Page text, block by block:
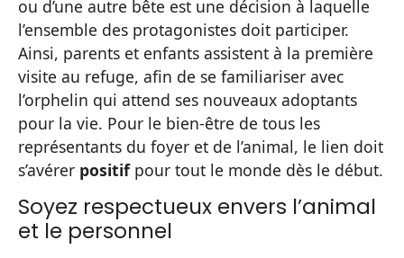
ou d’une autre bête est une décision à laquelle
l’ensemble des protagonistes doit participer.
Ainsi, parents et enfants assistent à la première
visite au refuge, afin de se familiariser avec
l’orphelin qui attend ses nouveaux adoptants
pour la vie. Pour le bien-être de tous les
représentants du foyer et de l’animal, le lien doit
s’avérer positifpour tout le monde dès le début.
Soyez respectueux envers l’animal
et le personnel